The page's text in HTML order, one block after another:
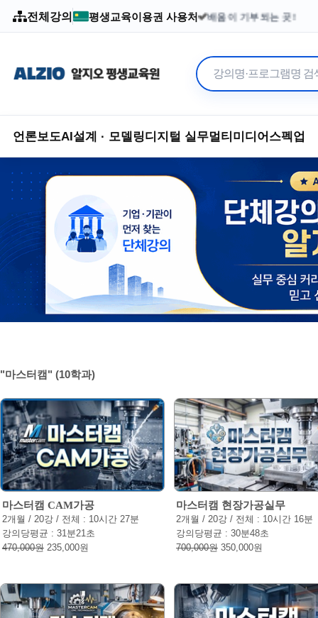
전체강의 평생교육이용권 사용처
배움이 기부되는 곳!
2003년부터 이어온 수강
언론보도AI설계 · 모델링디지털 실무멀티미디어 스펙업
"마스터캠" (10학과)
마스터캠 CAM가공
2개월 / 20강 / 전체 : 10시간 27분
강의당평균 : 31분21초
470,000원 235,000원
마스터캠 현장가공실무
2개월 / 20강 / 전체 : 10시간 16분
강의당평균 : 30분48초
700,000원 350,000원